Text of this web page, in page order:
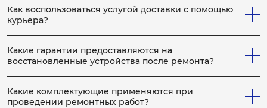
Как воспользоваться услугой доставки с помощью
курьера?
Всё просто! Если у вас не получается привезти
неисправное устройство в сервис, вы можете заказать
нашего курьера, который заберет устройство на
ремонт, по выполнению которого, доставит устройство
обратно вам. Для этого сообщите менеджеру по
телефону, что вам необходим курьер. Услуги курьера
мы предоставляем бесплатно, как на приём устройства
Какие гарантии предоставляются на
восстановленные устройства после ремонта?
На каждое отремонтированное устройство выдается
гарантийный бланк с расширенной гарантией, срок
которой определяется в зависимости от конкретных
Какие комплектующие применяются при
проведении ремонтных работ?